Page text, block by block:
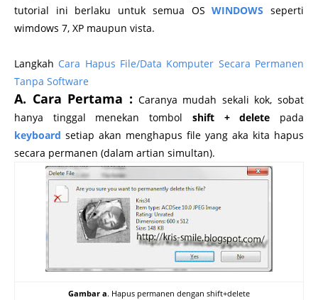
tutorial ini berlaku untuk semua OSWINDOWS seperti
wimdows 7, XP maupun vista.
Langkah Cara Hapus File/Data Komputer Secara Permanen
Tanpa Software
A. Cara Pertama : Caranya mudah sekali kok, sobat
hanya tinggal menekan tombol shift + delete pada
keyboard setiap akan menghapus file yang aka kita hapus
secara permanen (dalam artian simultan).
Gambar a. Hapus permanen dengan shift+delete